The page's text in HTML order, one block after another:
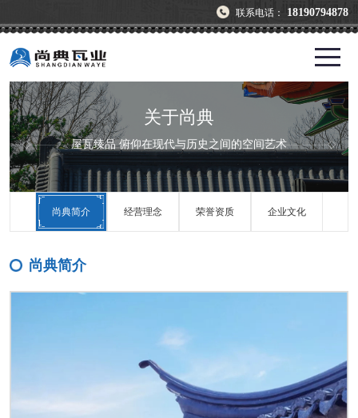
联系电话： 18190794878
关于尚典
屋瓦臻品 俯仰在现代与历史之间的空间艺术
尚典简介 经营理念 荣誉资质 企业文化
尚典简介